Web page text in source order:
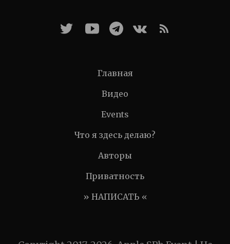
Главная
Видео
Events
Что я здесь делаю?
Авторы
Приватность
» НАПИСАТЬ «